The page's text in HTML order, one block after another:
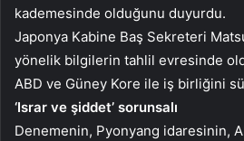
kademesinde olduğunu duyurdu.
Japonya Kabine Baş Sekreteri
yönelik bilgilerin tahlil evresinde
ABD ve Güney Kore ile iş birliğini
‘Israr ve şiddet’ sorunsalı
Denemenin, Pyonyang idaresinin,